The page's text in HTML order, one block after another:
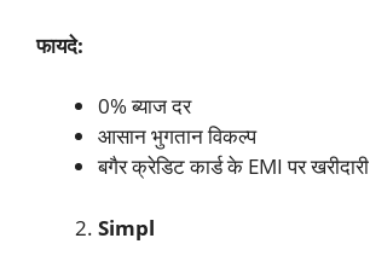
फायदे:
0% ब्याज दर
आसान भुगतान विकल्प
बगैर क्रेडिट कार्ड के EMI पर खरीदारी
Simpl